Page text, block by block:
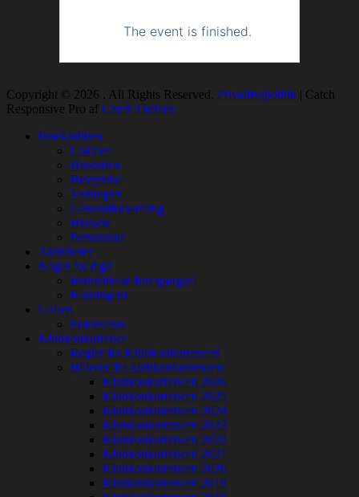
The event is finished.
Copyright © 2026 . All Rights Reserved. Privatlivspolitik | Catch
Responsive Pro af Catch Themes
Fotoklubben
Lokaler
Husorden
Bestyrelse
Vedtægter
Generalforsamling
Historie
Persondata
Aktiviteter
Noget for dig?
Indmeldelse/forespørgsel
Kontingent
Galleri
Fotoevents
Klubkonkurrence
Regler for Klubkonkurrencen
Billeder fra klubkonkurrencen
Klubkonkurrencen 2026
Klubkonkurrencen 2025
Klubkonkurrencen 2024
Klubkonkurrencen 2023
Klubkonkurrencen 2022
Klubkonkurrencen 2021
Klubkonkurrencen 2020
Klubkonkurrencen 2019